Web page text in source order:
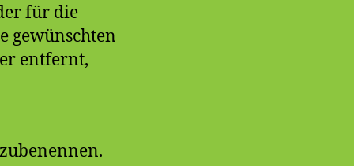
für die
gewünschten
entfernt,